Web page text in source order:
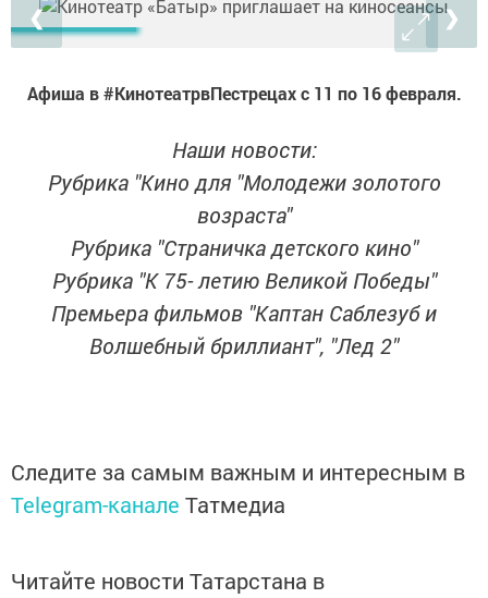
❮ ❯
Афиша в #КинотеатрвПестрецах с 11 по 16 февраля.
Наши новости:
Рубрика "Кино для "Молодежи золотого
возраста"
Рубрика "Страничка детского кино"
Рубрика "К 75- летию Великой Победы"
Премьера фильмов "Каптан Саблезуб и
Волшебный бриллиант", "Лед 2"
Следите за самым важным и интересным в
Telegram-канале Татмедиа
Читайте новости Татарстана в